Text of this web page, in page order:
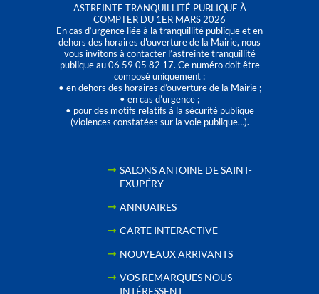
ASTREINTE TRANQUILLITÉ PUBLIQUE À
COMPTER DU 1ER MARS 2026
En cas d’urgence liée à la tranquillité publique et en
dehors des horaires d'ouverture de la Mairie, nous
vous invitons à contacter l’astreinte tranquillité
publique au 06 59 05 82 17. Ce numéro doit être
composé uniquement :
• en dehors des horaires d’ouverture de la Mairie ;
• en cas d’urgence ;
• pour des motifs relatifs à la sécurité publique
(violences constatées sur la voie publique…).
SALONS ANTOINE DE SAINT-
EXUPÉRY
ANNUAIRES
CARTE INTERACTIVE
NOUVEAUX ARRIVANTS
VOS REMARQUES NOUS
INTÉRESSENT